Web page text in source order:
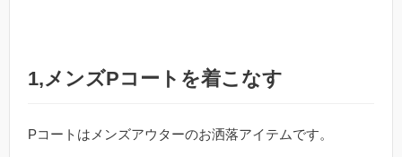
1,メンズPコートを着こなす
Pコートはメンズアウターのお洒落アイテムです。